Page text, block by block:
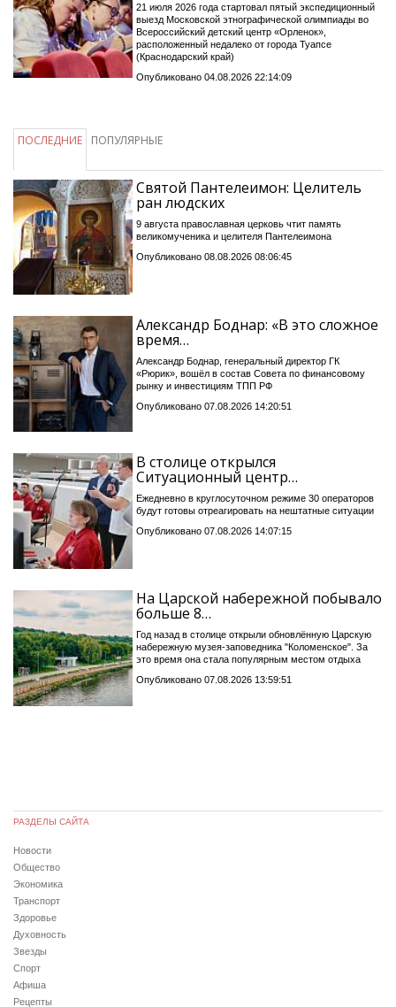
21 июля 2026 года стартовал пятый экспедиционный
выезд Московской этнографической олимпиады во
Всероссийский детский центр «Орленок»,
расположенный недалеко от города Туапсе
(Краснодарский край)
Опубликовано 04.08.2026 22:14:09
ПОСЛЕДНИЕ ПОПУЛЯРНЫЕ
Святой Пантелеимон: Целитель
ран людских
9 августа православная церковь чтит память
великомученика и целителя Пантелеимона
Опубликовано 08.08.2026 08:06:45
Александр Боднар: «В это сложное
время…
Александр Боднар, генеральный директор ГК
«Рюрик», вошёл в состав Совета по финансовому
рынку и инвестициям ТПП РФ
Опубликовано 07.08.2026 14:20:51
В столице открылся
Ситуационный центр…
Ежедневно в круглосуточном режиме 30 операторов
будут готовы отреагировать на нештатные ситуации
Опубликовано 07.08.2026 14:07:15
На Царской набережной побывало
больше 8…
Год назад в столице открыли обновлённую Царскую
набережную музея-заповедника "Коломенское". За
это время она стала популярным местом отдыха
Опубликовано 07.08.2026 13:59:51
РАЗДЕЛЫ САЙТА
Новости
Общество
Экономика
Транспорт
Здоровье
Духовность
Звезды
Спорт
Афиша
Рецепты